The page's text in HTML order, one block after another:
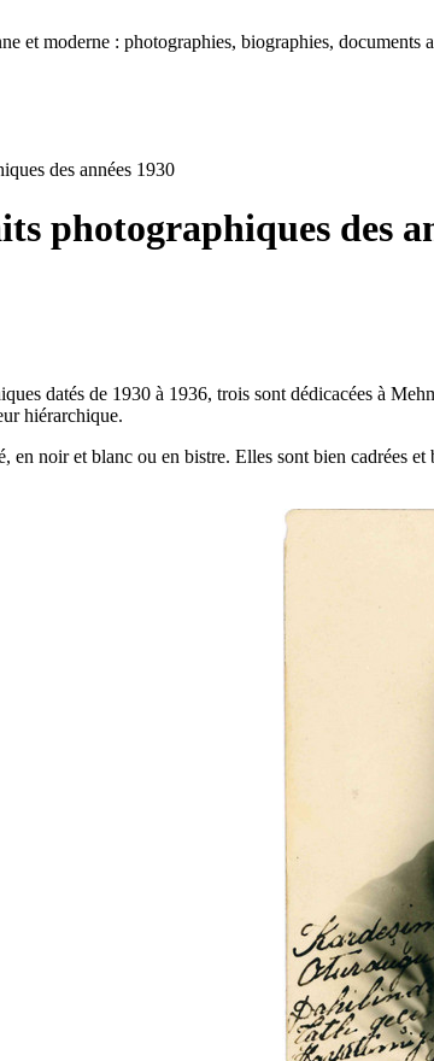
et moderne : photographies, biographies, documents
des années 1930
photographiques des
datés de 1930 à 1936, trois sont dédicacées à
hiérarchique.
en noir et blanc ou en bistre. Elles sont bien cadrées